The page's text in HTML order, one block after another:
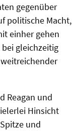
gegenüber
politische Macht,
einher gehen
gleichzeitig
Reagan und
Hinsicht
und